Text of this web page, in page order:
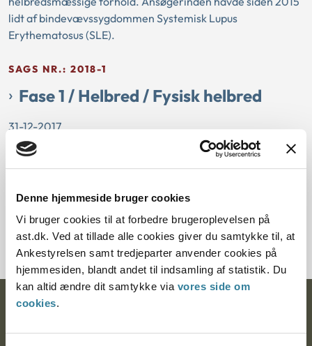
Denne hjemmeside bruger cookies
Vi bruger cookies til at forbedre brugeroplevelsen på
ast.dk. Ved at tillade alle cookies giver du samtykke til, at
Ankestyrelsen samt tredjeparter anvender cookies på
hjemmesiden, blandt andet til indsamling af statistik. Du
kan altid ændre dit samtykke via vores side om
cookies.
lidt af bindevævssygdommen Systemisk Lupus
Erythematosus (SLE).
SAGS NR.: 2018-1
Fase 1 / Helbred / Fysisk helbred
31-12-2017
Fase 1
Samrådet afslog i juni 2017 at godkende et ansøgerpar som
afslag var begrundet i, at ansøger i 1997 havde fået
konstateret nedsat nyrefunktion, og at han i 2015 var blevet
nyretransplanteret.
Ankestyrelsen
Postadresse: